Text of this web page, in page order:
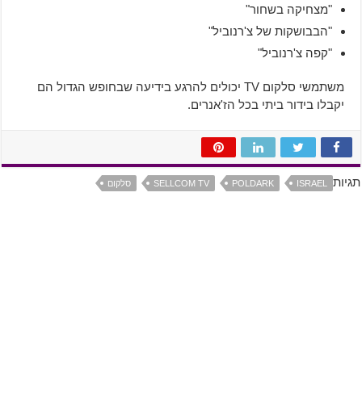
"מצחיקה בשחור"
"הבבושקות של צ'רנוביל"
"קפה צ'רנוביל"
משתמשי סלקום TV יכולים להרגע בידיעה שבחופש הגדול הם
יקבלו בידור ביתי בכל הז'אנרים.
תגיות ISRAEL
POLDARK
SELLCOM TV סלקום